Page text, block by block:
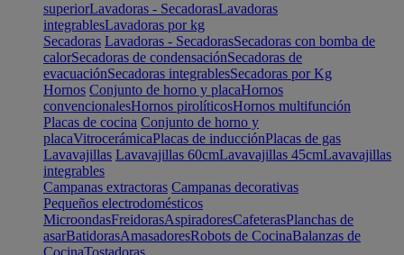
superiorLavadoras - SecadorasLavadoras
integrablesLavadoras por kg
Secadoras Lavadoras - SecadorasSecadoras con bomba de
calorSecadoras de condensaciónSecadoras de
evacuaciónSecadoras integrablesSecadoras por Kg
Hornos Conjunto de horno y placaHornos
convencionalesHornos pirolíticosHornos multifunción
Placas de cocina Conjunto de horno y
placaVitrocerámicaPlacas de inducciónPlacas de gas
Lavavajillas Lavavajillas 60cmLavavajillas 45cmLavavajillas
integrables
Campanas extractoras Campanas decorativas
Pequeños electrodomésticos
MicroondasFreidorasAspiradoresCafeterasPlanchas de
asarBatidorasAmasadoresRobots de CocinaBalanzas de
CocinaTostadoras